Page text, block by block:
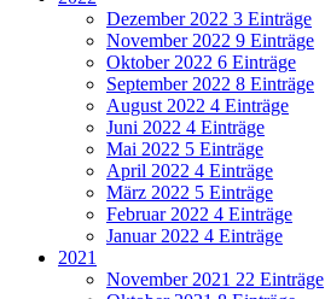
Dezember 2022 3 Einträge
November 2022 9 Einträge
Oktober 2022 6 Einträge
September 2022 8 Einträge
August 2022 4 Einträge
Juni 2022 4 Einträge
Mai 2022 5 Einträge
April 2022 4 Einträge
März 2022 5 Einträge
Februar 2022 4 Einträge
Januar 2022 4 Einträge
2021
November 2021 22 Einträge